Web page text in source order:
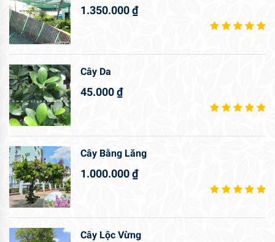
1.350.000₫
Cây Da
45.000₫
Cây Bằng Lăng
1.000.000₫
Cây Lộc Vừng